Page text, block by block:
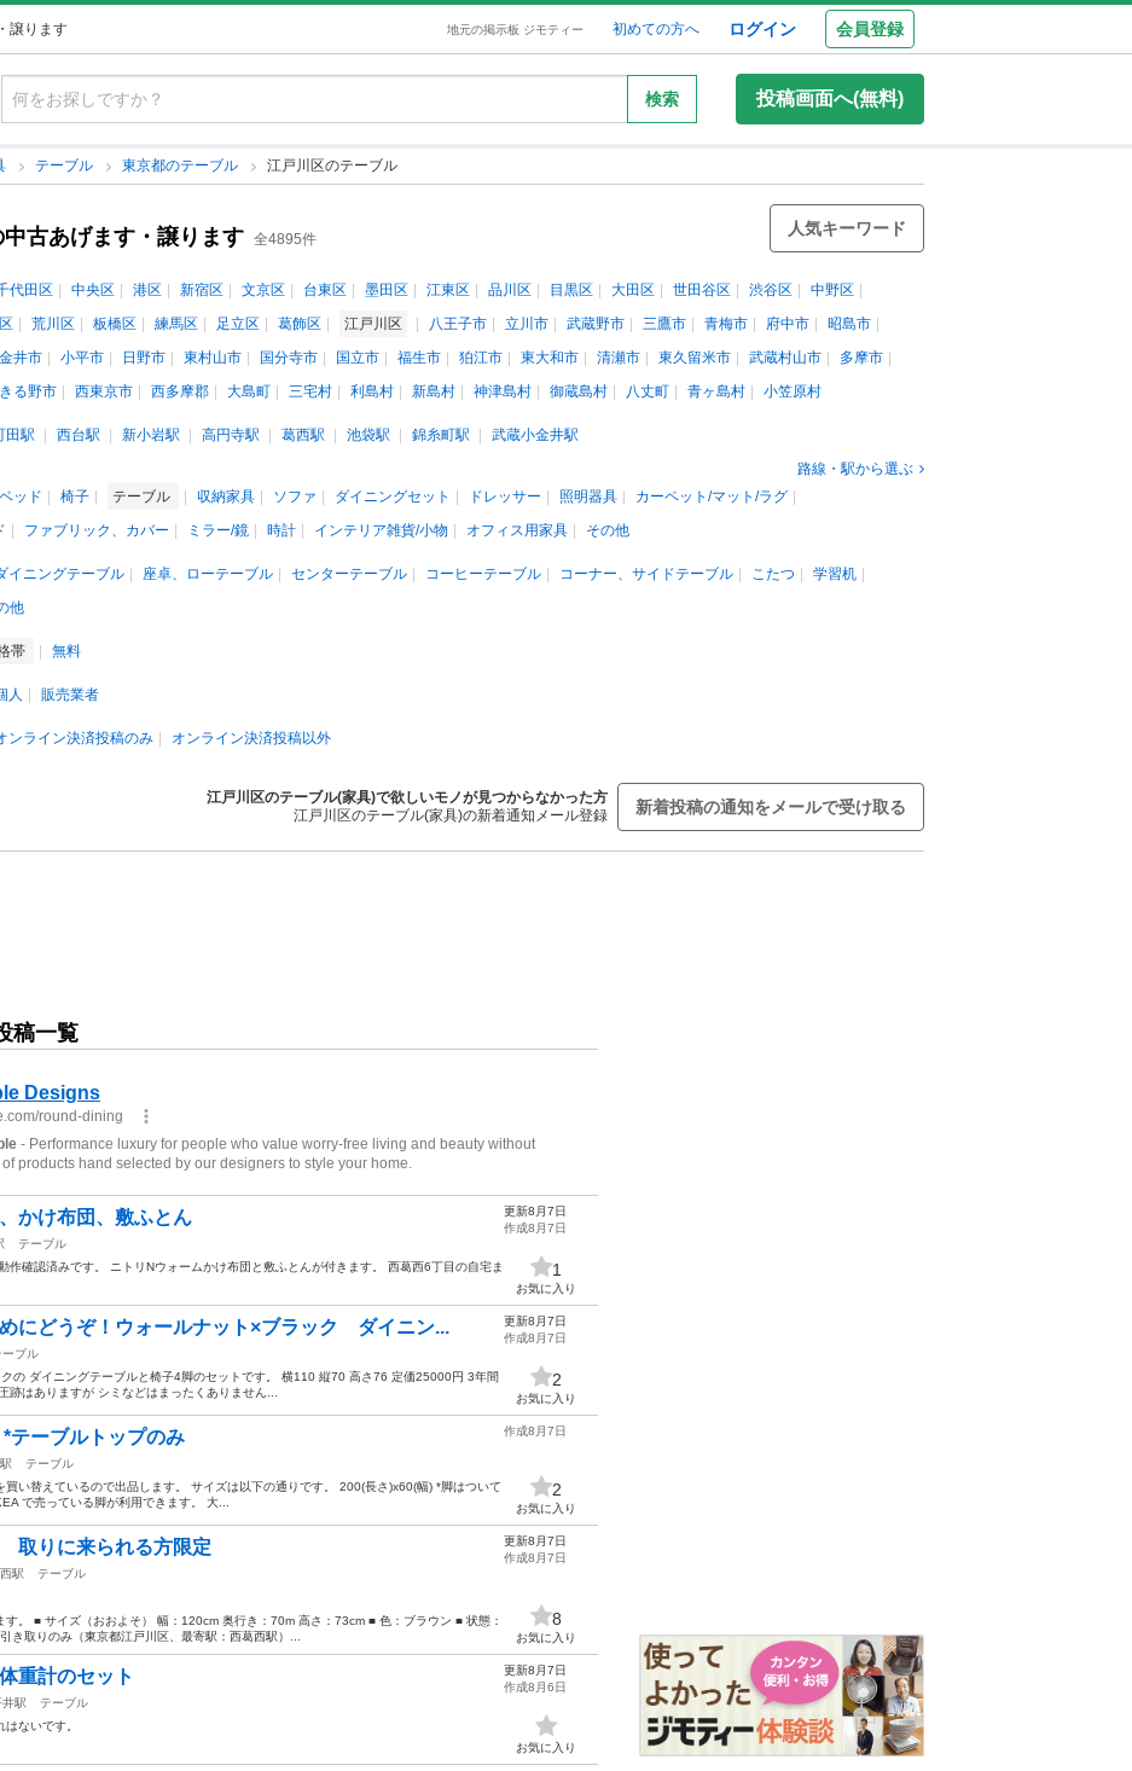
譲ります 地元の掲示板 ジモティー 初めての方へ ログイン 会員登録
検索 投稿画面へ(無料)
テーブル 東京都のテーブル 江戸川区のテーブル
古あげます・譲ります 全4895件
人気キーワード
代田区 中央区 港区 新宿区 文京区 台東区 墨田区 江東区 品川区 目黒区 大田区 世田谷区 渋谷区
中野区
荒川区 板橋区 練馬区 足立区 葛飾区 江戸川区 八王子市 立川市 武蔵野市 三鷹市 青梅市 府中市
昭島市
井市 小平市 日野市 東村山市 国分寺市 国立市 福生市 狛江市 東大和市 清瀬市 東久留米市 武蔵村山市
多摩市
る野市 西東京市 西多摩郡 大島町 三宅村 利島村 新島村 神津島村 御蔵島村 八丈町 青ヶ島村 小笠原村
田駅 西台駅 新小岩駅 高円寺駅 葛西駅 池袋駅 錦糸町駅
武蔵小金井駅
路線・駅から選ぶ
ベッド 椅子 テーブル 収納家具 ソファ ダイニングセット ドレッサー 照明器具
カーペット/マット/ラグ
ファブリック、カバー ミラー/鏡 時計 インテリア雑貨/小物 オフィス用家具 その他
イニングテーブル 座卓、ローテーブル センターテーブル コーヒーテーブル コーナー、サイドテーブル こたつ
学習机
他
帯 無料
人 販売業者
ンライン決済投稿のみ オンライン決済投稿以外
江戸川区のテーブル(家具)で欲しいモノが見つからなかった方
江戸川区のテーブル(家具)の新着通知メール登録
新着投稿の通知をメールで受け取る
稿一覧
かけ布団、敷ふとん
テーブル
作確認済みです。 ニトリNウォームかけ布団と敷ふとんが付きます。 西葛西6丁目の自宅ま
更新8月7日
作成8月7日
1
お気に入り
めにどうぞ！ウォールナット×ブラック ダイニン...
ーブル
の ダイニングテーブルと椅子4脚のセットです。 横110 縦70 高さ76 定価25000円 3年間
跡はありますが シミなどはまったくありません...
更新8月7日
作成8月7日
2
お気に入り
テーブルトップのみ
テーブル
買い替えているので出品します。 サイズは以下の通りです。 200(長さ)x60(幅) *脚はついて
で売っている脚が利用できます。 大...
作成8月7日
2
お気に入り
取りに来られる方限定
駅
テーブル
す。 ■ サイズ（おおよそ） 幅：120cm 奥行き：70m 高さ：73cm ■ 色：ブラウン ■ 状態：
き取りのみ（東京都江戸川区、最寄駅：西葛西駅）...
更新8月7日
作成8月7日
8
お気に入り
重計のセット
井駅
テーブル
ないです。
更新8月7日
作成8月6日
お気に入り